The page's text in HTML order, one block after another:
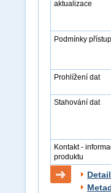
aktualizace
Podmínky
Prohlížení dat
Stahování dat
Kontakt -
produktu